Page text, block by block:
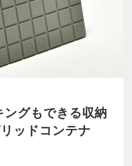
グもできる収納
ッドコンテナ